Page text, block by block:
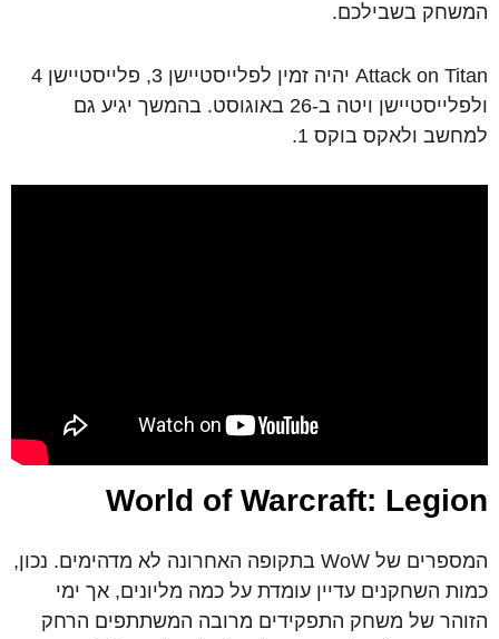
המשחק בשבילכם.
Attack on Titan יהיה זמין לפלייסטיישן 3, פלייסטיישן 4
ולפלייסטיישן ויטה ב-26 באוגוסט. בהמשך יגיע גם
למחשב ולאקס בוקס 1.
World of Warcraft: Legion
המספרים של WoW בתקופה האחרונה לא מדהימים. נכון,
כמות השחקנים עדיין עומדת על כמה מליונים, אך ימי
הזוהר של משחק התפקידים מרובה המשתתפים הרחק